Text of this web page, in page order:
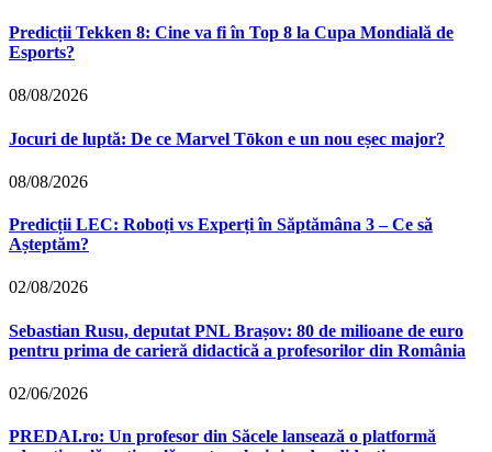
Predicții Tekken 8: Cine va fi în Top 8 la Cupa Mondială de
Esports?
08/08/2026
Jocuri de luptă: De ce Marvel Tōkon e un nou eșec major?
08/08/2026
Predicții LEC: Roboți vs Experți în Săptămâna 3 – Ce să
Așteptăm?
02/08/2026
Sebastian Rusu, deputat PNL Brașov: 80 de milioane de euro
pentru prima de carieră didactică a profesorilor din România
02/06/2026
PREDAI.ro: Un profesor din Săcele lansează o platformă